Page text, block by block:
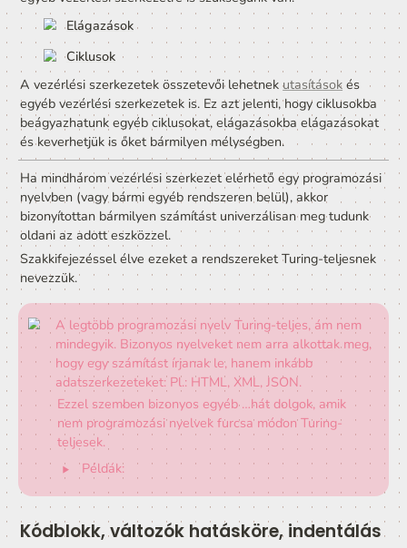
A szekvencia egy úgynevezett vezérlési szerkezet.
utasítások szekvenciája nem lenne elég ahhoz, hogy
tetszőleges számítási feladatot meg tudjunk oldani.
egyéb vezérlési szerkezetre is szükségünk van:
Elágazások
Ciklusok
A vezérlési szerkezetek összetevői lehetnek utasítások
egyéb vezérlési szerkezetek is. Ez azt jelenti, hogy
beágyazhatunk egyéb ciklusokat, elágazásokba
és keverhetjük is őket bármilyen mélységben.
Ha mindhárom vezérlési szerkezet elérhető egy
nyelvben (vagy bármi egyéb rendszeren belül), akkor
bizonyítottan bármilyen számítást univerzálisan meg
oldani az adott eszközzel.
Szakkifejezéssel élve ezeket a rendszereket Turing-
nevezzük.
A legtöbb programozási nyelv Turing-teljes, ám
mindegyik. Bizonyos nyelveket nem arra alkottak
hogy egy számítást írjanak le, hanem inkább
adatszerkezeteket: Pl.: HTML, XML, JSON.